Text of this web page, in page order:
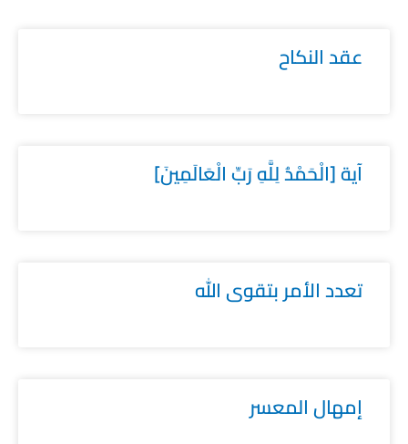
عقد النكاح
آية [الْحَمْدُ لِلَّهِ رَبِّ الْعَالَمِينَ]
تعدد الأمر بتقوى الله
إمهال المعسر